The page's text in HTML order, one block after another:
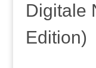
Digitale
Edition)